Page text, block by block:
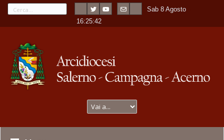
Sab 8 Agosto
16:25:43